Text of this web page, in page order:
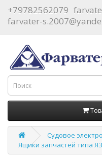
+79782562079
farvater-
Судовое
Ящики запчастей типа